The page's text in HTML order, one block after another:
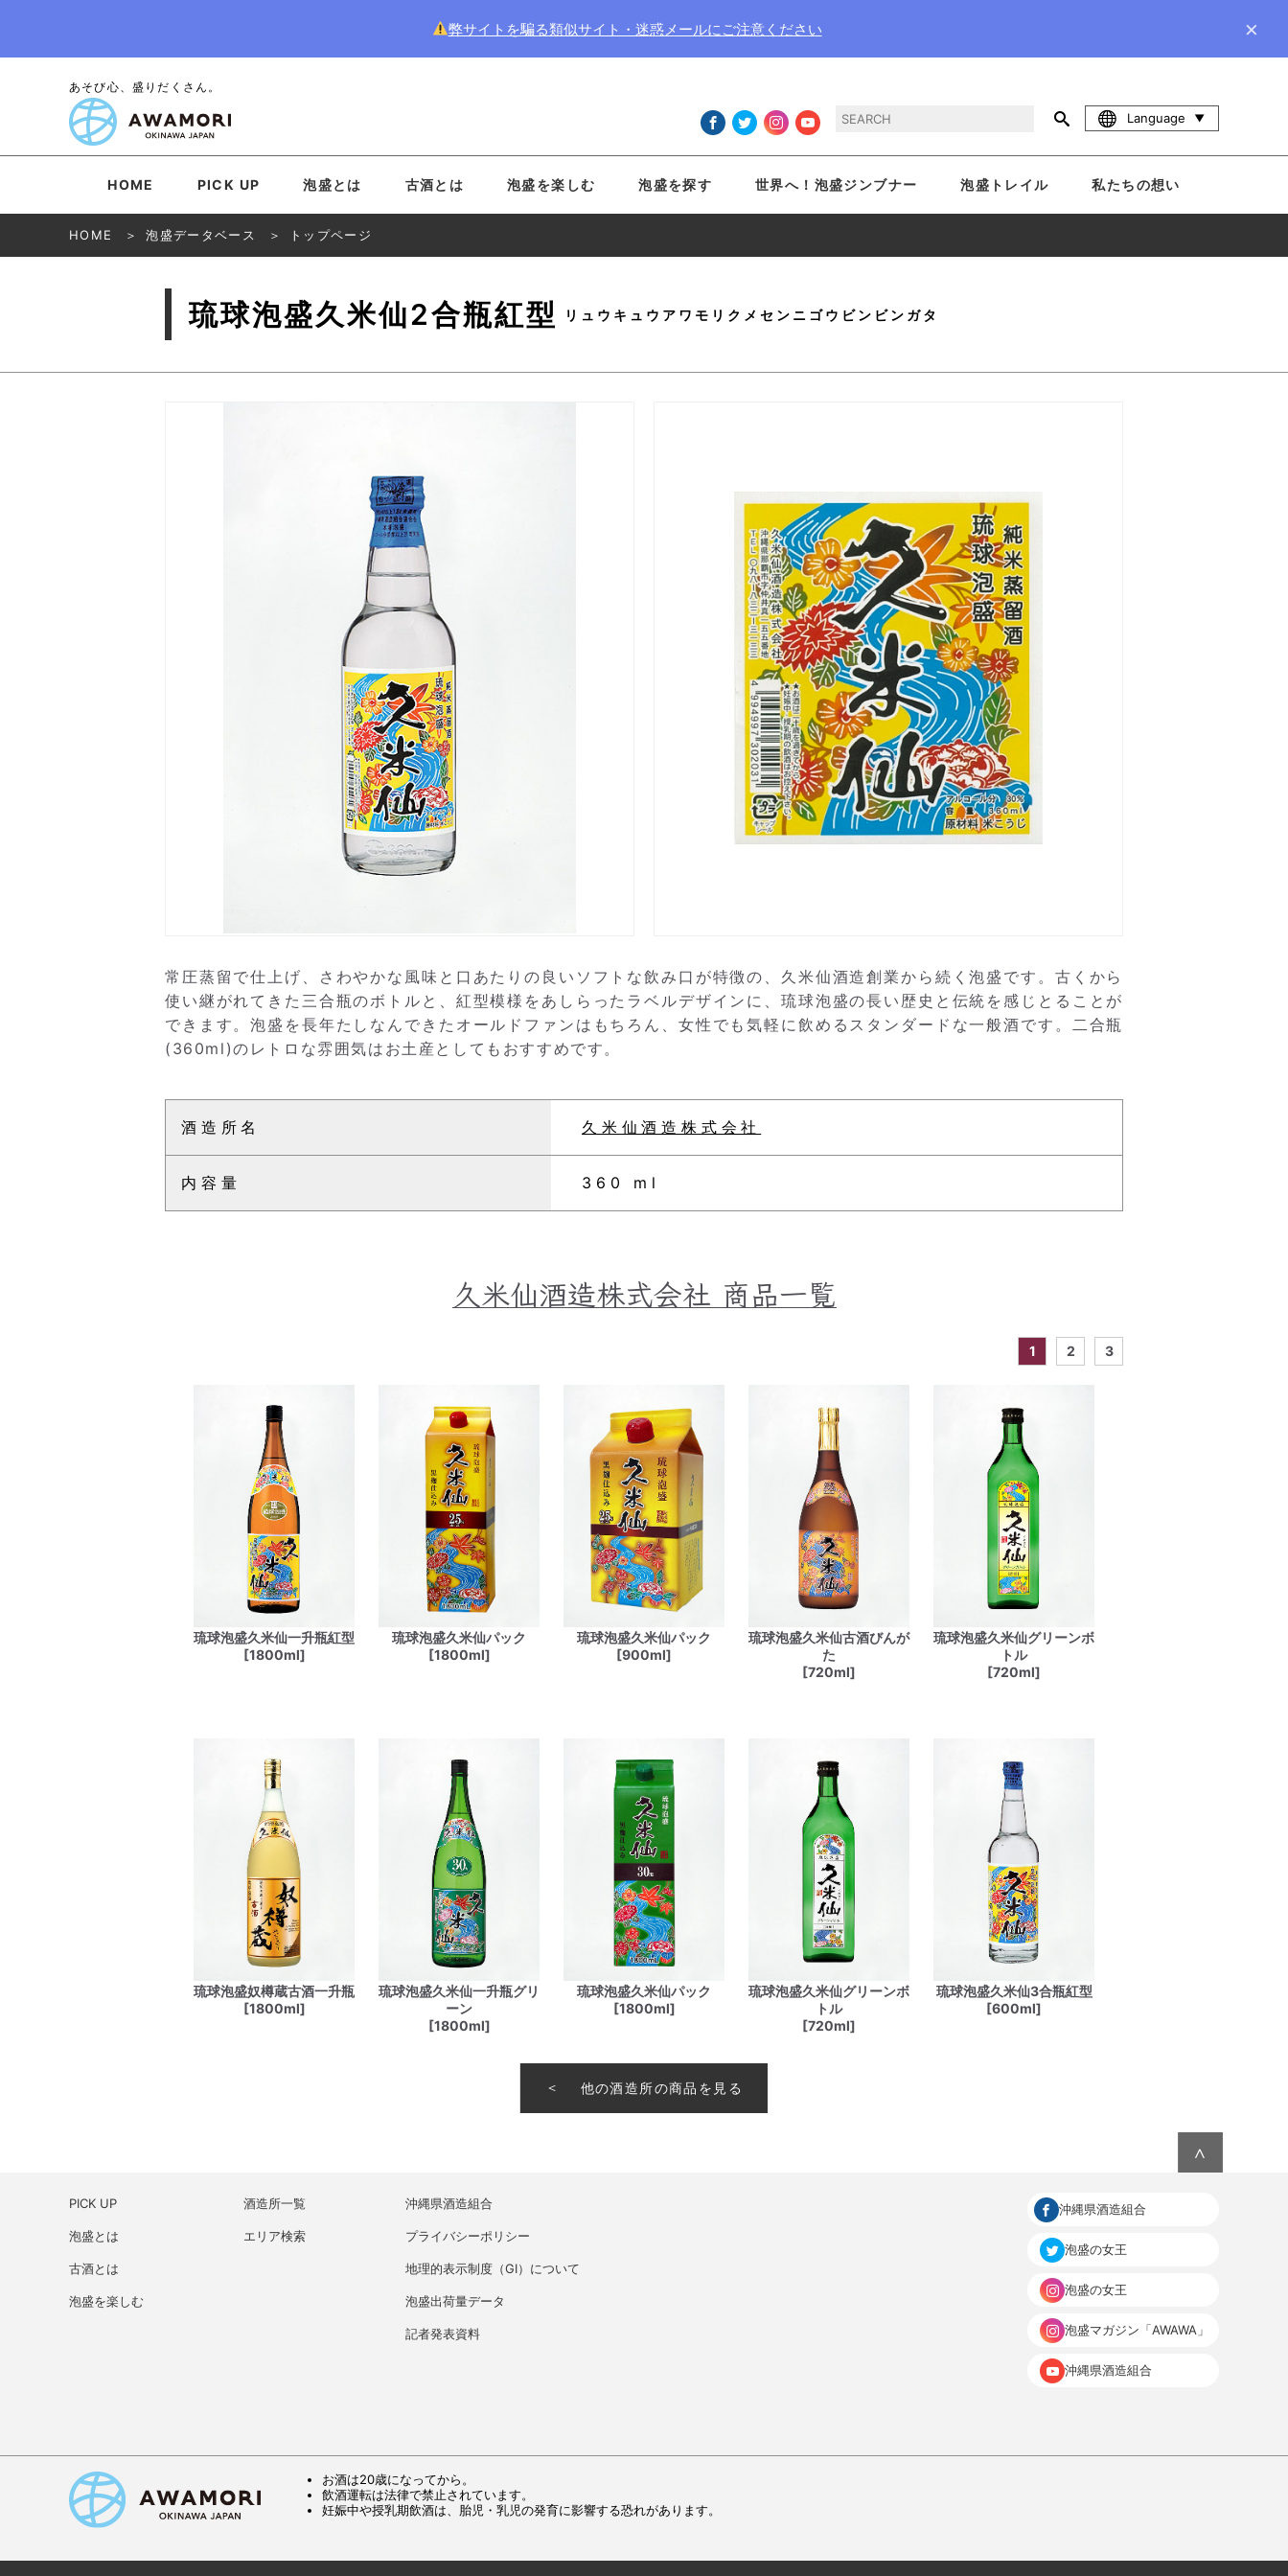
弊サイトを騙る類似サイト・迷惑メールにご注意ください ×
あそび心、盛りだくさん。
Language
HOME PICK UP 泡盛とは 古酒とは 泡盛を楽しむ 泡盛を探す 世界へ！泡盛ジンブナー 泡盛トレイル 私たちの想い
HOME 泡盛データベース トップページ
琉球泡盛久米仙2合瓶紅型 リュウキュウアワモリクメセンニゴウビンビンガタ
常圧蒸留で仕上げ、さわやかな風味と口あたりの良いソフトな飲み口が特徴の、久米仙酒造創業から続く泡盛です。古くから
使い継がれてきた三合瓶のボトルと、紅型模様をあしらったラベルデザインに、琉球泡盛の長い歴史と伝統を感じとることが
できます。泡盛を長年たしなんできたオールドファンはもちろん、女性でも気軽に飲めるスタンダードな一般酒です。二合瓶
(360ml)のレトロな雰囲気はお土産としてもおすすめです。
酒造所名 久米仙酒造株式会社
内容量 360 ml
久米仙酒造株式会社 商品一覧
1 2 3
琉球泡盛久米仙一升瓶紅型
[1800ml]
琉球泡盛久米仙パック
[1800ml]
琉球泡盛久米仙パック
[900ml]
琉球泡盛久米仙古酒びんが
た
[720ml]
琉球泡盛久米仙グリーンボ
トル
[720ml]
琉球泡盛奴樽蔵古酒一升瓶
[1800ml]
琉球泡盛久米仙一升瓶グリ
ーン
[1800ml]
琉球泡盛久米仙パック
[1800ml]
琉球泡盛久米仙グリーンボ
トル
[720ml]
琉球泡盛久米仙3合瓶紅型
[600ml]
他の酒造所の商品を見る
∧
PICK UP
泡盛とは
古酒とは
泡盛を楽しむ
酒造所一覧
エリア検索
沖縄県酒造組合
プライバシーポリシー
地理的表示制度（GI）について
泡盛出荷量データ
記者発表資料
沖縄県酒造組合
泡盛の女王
泡盛の女王
泡盛マガジン「AWAWA」
沖縄県酒造組合
お酒は20歳になってから。
飲酒運転は法律で禁止されています。
妊娠中や授乳期飲酒は、胎児・乳児の発育に影響する恐れがあります。